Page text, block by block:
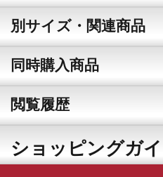
別サイズ・関連商品
同時購入商品
閲覧履歴
ショッピングガ